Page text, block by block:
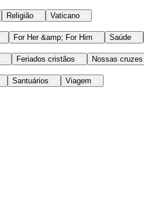
Religião Vaticano
For Her &amp; For Him Saúde
Feriados cristãos Nossas cruzes
Santuários Viagem